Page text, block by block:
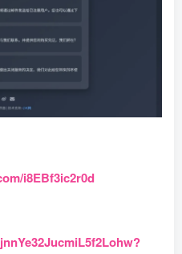
i8EBf3ic2r0d